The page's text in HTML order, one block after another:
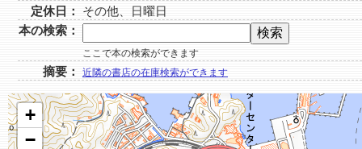
定休日：
その他、日曜日
本の検索：
ここで本の検索ができます
摘要： 近隣の書店の在庫検索ができます
+
−